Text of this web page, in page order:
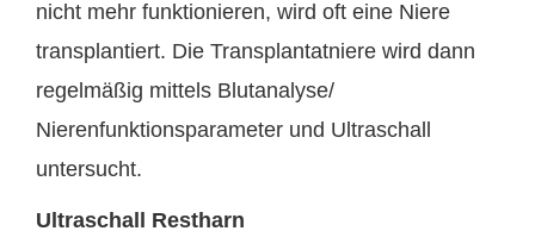
nicht mehr funktionieren, wird oft eine Niere
transplantiert. Die Transplantatniere wird dann
regelmäßig mittels Blutanalyse/
Nierenfunktionsparameter und Ultraschall
untersucht.
Ultraschall Restharn